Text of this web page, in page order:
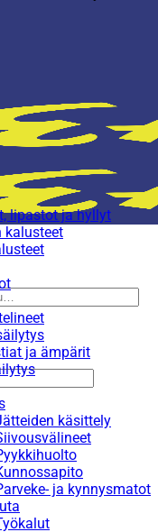
lipastot ja hyllyt
kalusteet
ja ämpärit
käsittely
ja kynnysmatot